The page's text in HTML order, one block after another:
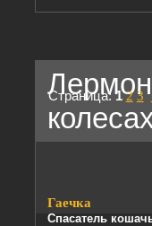
Страница:1 2 3
Гаечка
Спасатель